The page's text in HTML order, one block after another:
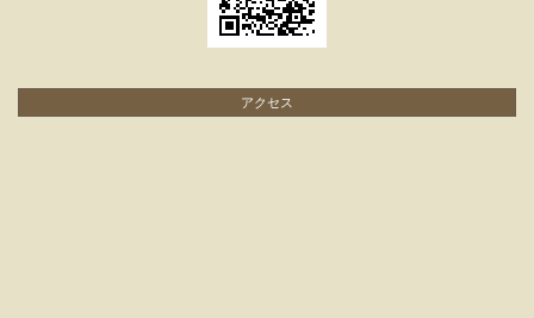
アクセス